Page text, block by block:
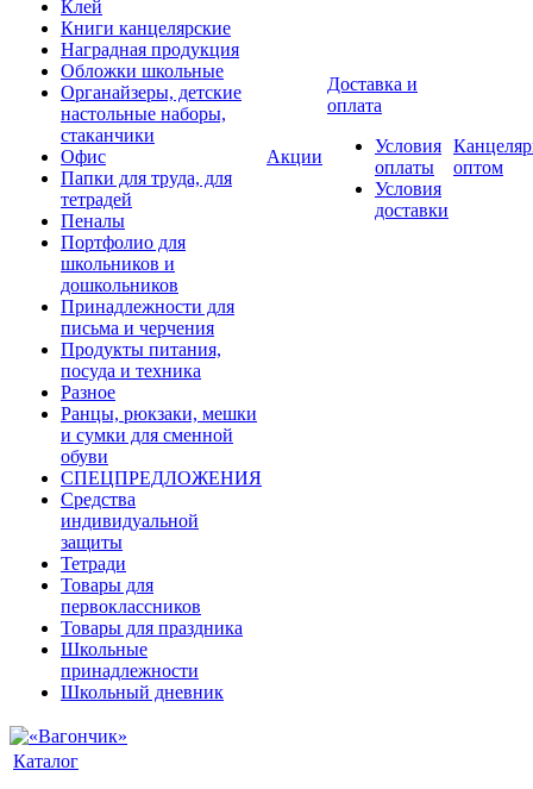
Клей
Книги канцелярские
Наградная продукция
Обложки школьные
Органайзеры, детские
настольные наборы,
стаканчики
Офис
Папки для труда, для
тетрадей
Пеналы
Портфолио для
школьников и
дошкольников
Принадлежности для
письма и черчения
Продукты питания,
посуда и техника
Разное
Ранцы, рюкзаки, мешки
и сумки для сменной
обуви
СПЕЦПРЕДЛОЖЕНИЯ
Средства
индивидуальной
защиты
Тетради
Товары для
первоклассников
Товары для праздника
Школьные
принадлежности
Школьный дневник
Акции
Доставка и
оплата
Условия
оплаты
Условия
доставки
оптом
Каталог